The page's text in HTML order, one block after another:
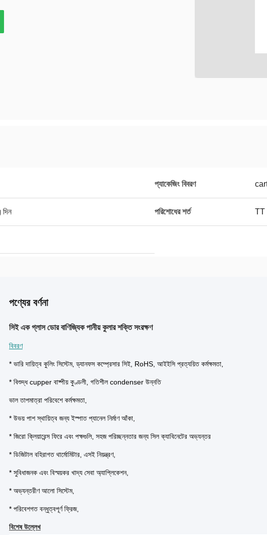
প্যাকেজিং বিবরণ
পরিশোধের শর্ত TT
পণ্যের বর্ণনা
সিই এক গ্লাস ডোর বাণিজ্যিক পানীয় কুলার শক্তি সংরক্ষণ
বিবরণ
* ভারি দায়িত্ব কুলিং সিস্টেম, ড্যানফস কম্প্রেসার সিই, RoHS, আইইসি প্রত্যয়িত কর্মক্ষমতা,
* বিশুদ্ধ cupper বাষ্পীয় কুণ্ডলী, গতিশীল condenser উন্নতি
ভাল তাপমাত্রা পরিবেশে কর্মক্ষমতা,
* উভয় পাশ স্থায়িত্ব জন্য ইস্পাত প্যানেল নির্মাণ আঁকা,
* জিরো ক্লিয়ারেন্স ফিরে এবং পক্ষগুলি, সহজ পরিচ্ছন্নতার জন্য সিল ক্যাবিনেটের অভ্যন্তর
* ডিজিটাল বহিরাগত থার্মোমিটার, এসই নিয়ন্ত্রণ,
* সুবিধাজনক এবং বিস্ময়কর খাদ্য সেবা অ্যাপ্লিকেশন,
* অভ্যন্তরীণ আলো সিস্টেম,
* পরিবেশগত বন্ধুত্বপূর্ণ ফ্রিজ,
বিশেষ উল্লেখ